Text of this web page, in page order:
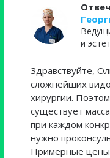
и
Здравствуйте,
сложнейших
хирургии.
существует
при каждом
нужно
Примерные